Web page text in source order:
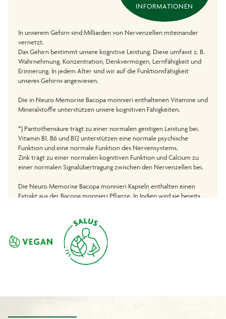
INFORMATIONEN
In unserem Gehirn sind Milliarden von Nervenzellen miteinander
vernetzt.
Das Gehirn bestimmt unsere kognitive Leistung. Diese umfasst z. B.
Wahrnehmung, Konzentration, Denkvermögen, Lernfähigkeit und
Erinnerung. In jedem Alter sind wir auf die Funktionsfähigkeit
unseres Gehirns angewiesen.
Die in Neuro Memorise Bacopa monnieri enthaltenen Vitamine und
Mineralstoffe unterstützen unsere kognitiven Fähigkeiten.
*) Pantothensäure trägt zu einer normalen geistigen Leistung bei.
Vitamin B1, B6 und B12 unterstützen eine normale psychische
Funktion und eine normale Funktion des Nervensystems.
Zink trägt zu einer normalen kognitiven Funktion und Calcium zu
einer normalen Signalübertragung zwischen den Nervenzellen bei.
Die Neuro Memorise Bacopa monnieri Kapseln enthalten einen
Extrakt aus der Bacopa monnieri Pflanze. In Indien wird sie bereits
**) Bacopa monnieri unterstützt die normale kognitive Funktion.